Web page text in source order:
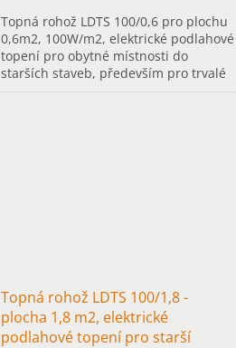
Topná rohož LDTS 100/0,6 pro plochu
0,6m2, 100W/m2, elektrické podlahové
topení pro obytné místnosti do
starších staveb, především pro trvalé
Topná rohož LDTS 100/1,8 -
plocha 1,8 m2, elektrické
podlahové topení pro starší